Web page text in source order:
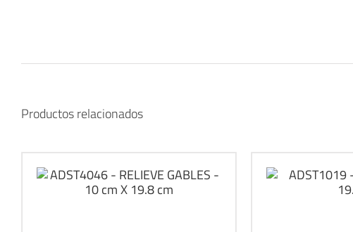
Productos relacionados